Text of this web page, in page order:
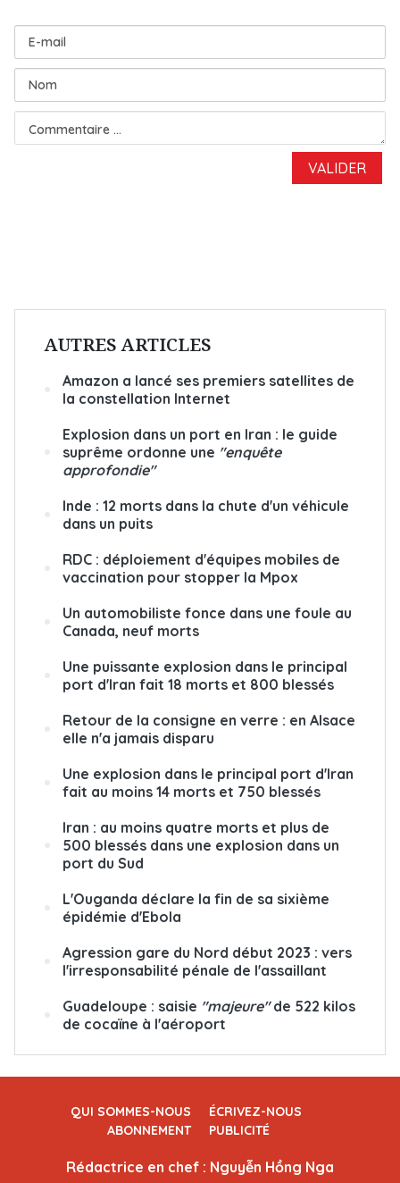
AUTRES ARTICLES
Amazon a lancé ses premiers satellites de
la constellation Internet
Explosion dans un port en Iran : le guide
suprême ordonne une "enquête
approfondie"
Inde : 12 morts dans la chute d'un véhicule
dans un puits
RDC : déploiement d'équipes mobiles de
vaccination pour stopper la Mpox
Un automobiliste fonce dans une foule au
Canada, neuf morts
Une puissante explosion dans le principal
port d'Iran fait 18 morts et 800 blessés
Retour de la consigne en verre : en Alsace
elle n'a jamais disparu
Une explosion dans le principal port d'Iran
fait au moins 14 morts et 750 blessés
Iran : au moins quatre morts et plus de
500 blessés dans une explosion dans un
port du Sud
L'Ouganda déclare la fin de sa sixième
épidémie d'Ebola
Agression gare du Nord début 2023 : vers
l'irresponsabilité pénale de l'assaillant
Guadeloupe : saisie "majeure"de 522 kilos
de cocaïne à l'aéroport
QUI SOMMES-NOUS
ÉCRIVEZ-NOUS
ABONNEMENT
PUBLICITÉ
Rédactrice en chef : Nguyễn Hồng Nga